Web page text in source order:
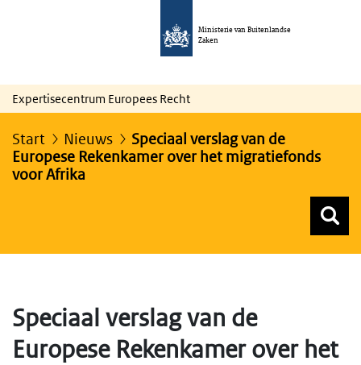
Ministerie van Buitenlandse
Zaken
Expertisecentrum Europees Recht
Start Nieuws
Speciaal verslag van de
Europese Rekenkamer over het migratiefonds
voor Afrika
Speciaal verslag van de
Europese Rekenkamer over het